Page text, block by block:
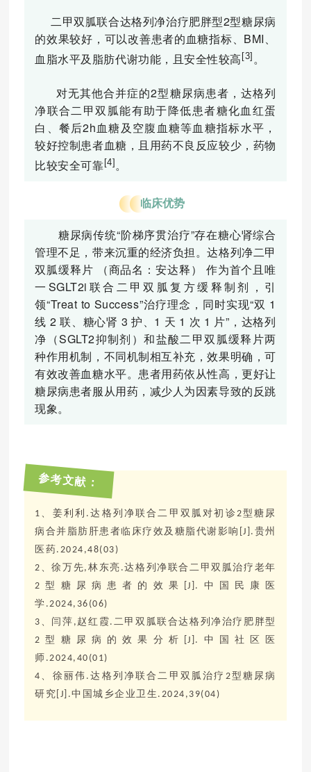
二甲双胍联合达格列净治疗肥胖型2型糖尿病
的效果较好，可以改善患者的血糖指标、BMI、
血脂水平及脂肪代谢功能，且安全性较高 [3] 。
对无其他合并症的2型糖尿病患者，达格列
净联合二甲双胍能有助于降低患者糖化血红蛋
白、餐后2h血糖及空腹血糖等血糖指标水平，
较好控制患者血糖，且用药不良反应较少，药物
比较安全可靠 [4] 。
临床优势
糖尿病传统“阶梯序贯治疗”存在糖心肾综合
管理不足，带来沉重的经济负担。达格列净二甲
双胍缓释片 （商品名：安达释） 作为首个且唯
一SGLT2i联合二甲双胍复方缓释制剂，引
领“Treat to Success”治疗理念，同时实现“双 1
线 2 联、糖心肾 3 护、1 天 1 次 1 片”，达格列
净（SGLT2抑制剂）和盐酸二甲双胍缓释片两
种作用机制，不同机制相互补充，效果明确，可
有效改善血糖水平。患者用药依从性高，更好让
糖尿病患者服从用药，减少人为因素导致的反跳
现象。
参考文献：
1 、 姜利利 . 达格列净联合二甲双胍对初诊2型糖尿
病合并脂肪肝患者临床疗效及糖脂代谢影响 [J]. 贵州
医药.2024,48(03)
2 、徐万先, 林东亮 .达格列净联合二甲双胍治疗老年
2 型糖尿病患者的效果 [J].
中国民康医
学 .2024,36(06)
3 、闫萍 , 赵红霞. 二甲双胍联合达格列净治疗肥胖型
2 型糖尿病的效果分析 [J].
中国社区医
师 .2024,40(01)
4 、徐丽伟 . 达格列净联合二甲双胍治疗 2型糖尿病
研究 [J].中国城乡企业卫生 .2024,39(04)